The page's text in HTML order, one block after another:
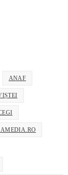
ANAF